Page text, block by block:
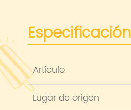
Especificación
Artículo
Lugar de origen